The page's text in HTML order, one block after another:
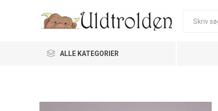
ALLE KATEGORIER